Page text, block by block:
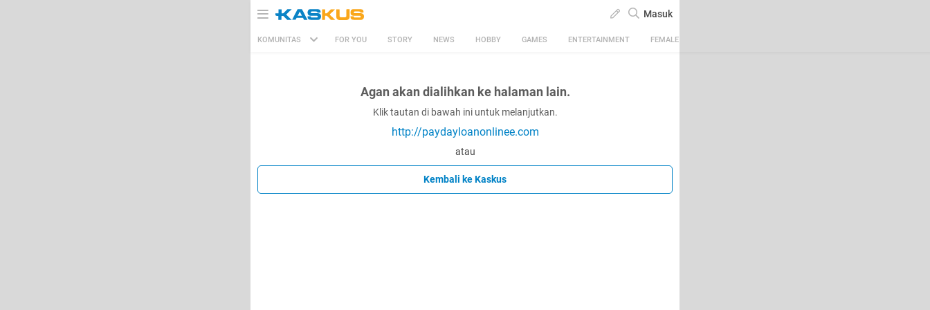
Masuk
KOMUNITAS FOR YOU STORY NEWS HOBBY GAMES ENTERTAINMENT FEMALE
Agan akan dialihkan ke halaman lain.
Klik tautan di bawah ini untuk melanjutkan.
http://paydayloanonlinee.com
atau
Kembali ke Kaskus